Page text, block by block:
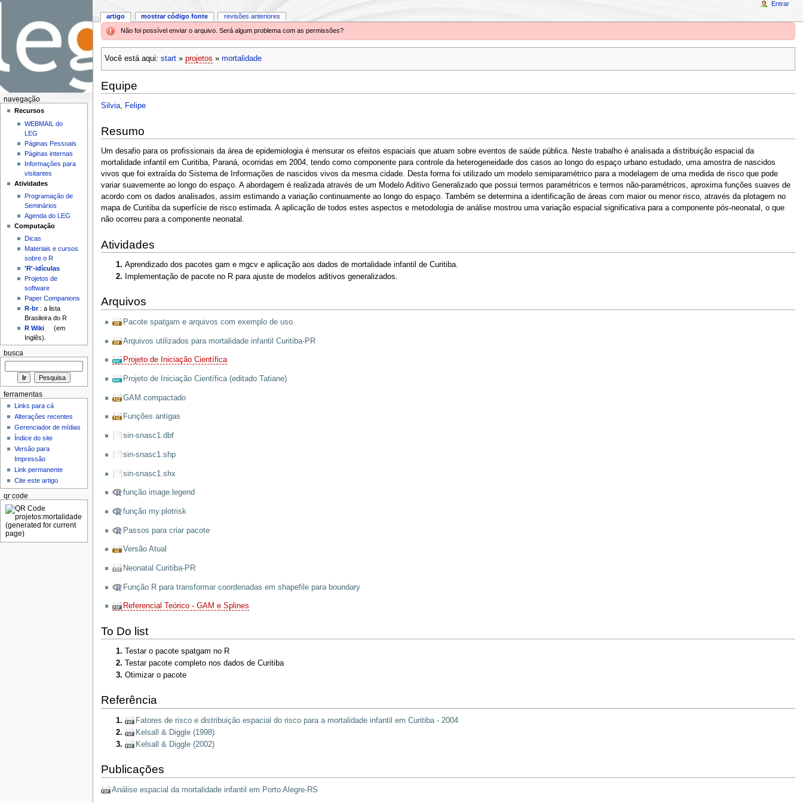
Não foi possível enviar o arquivo. Será algum problema com as permissões?
Você está aqui: start» projetos » mortalidade
Equipe
Silvia, Felipe
Resumo
Um desafio para os profissionais da área de epidemiologia é mensurar os efeitos espaciais que atuam sobre eventos de saúde pública. Neste trabalho é analisada a distribuição espacial da
mortalidade infantil em Curitiba, Paraná, ocorridas em 2004, tendo como componente para controle da heterogeneidade dos casos ao longo do espaço urbano estudado, uma amostra de nascidos
vivos que foi extraída do Sistema de Informações de nascidos vivos da mesma cidade. Desta forma foi utilizado um modelo semiparamétrico para a modelagem de uma medida de risco que pode
variar suavemente ao longo do espaço. A abordagem é realizada através de um Modelo Aditivo Generalizado que possui termos paramétricos e termos não-paramétricos, aproxima funções suaves de
acordo com os dados analisados, assim estimando a variação continuamente ao longo do espaço. Também se determina a identificação de áreas com maior ou menor risco, através da plotagem no
mapa de Curitiba da superfície de risco estimada. A aplicação de todos estes aspectos e metodologia de análise mostrou uma variação espacial significativa para a componente pós-neonatal, o que
não ocorreu para a componente neonatal.
Atividades
Aprendizado dos pacotes gam e mgcv e aplicação aos dados de mortalidade infantil de Curitiba.
Implementação de pacote no R para ajuste de modelos aditivos generalizados.
Arquivos
Pacote spatgam e arquivos com exemplo de uso.
Arquivos utilizados para mortalidade infantil Curitiba-PR
Projeto de Iniciação Científica
Projeto de Iniciação Científica (editado Tatiane)
GAM compactado
Funções antigas
sin-snasc1.dbf
sin-snasc1.shp
sin-snasc1.shx
função image.legend
função my.plotrisk
Passos para criar pacote
Versão Atual
Neonatal Curitiba-PR
Função R para transformar coordenadas em shapefile para boundary
Referencial Teórico - GAM e Splines
To Do list
Testar o pacote spatgam no R
Testar pacote completo nos dados de Curitiba
Otimizar o pacote
Referência
Fatores de risco e distribuição espacial do risco para a mortalidade infantil em Curitiba - 2004
Kelsall & Diggle (1998)
Kelsall & Diggle (2002)
Publicações
Análise espacial da mortalidade infantil em Porto Alegre-RS
artigo mostrar código fonte revisões anteriores
Entrar
navegação
Recursos
WEBMAIL do
LEG
Páginas Pessoais
Páginas internas
Informações para
visitantes
Atividades
Programação de
Seminários
Agenda do LEG
Computação
Dicas
Materiais e cursos
sobre o R
'R'-idículas
Projetos de
software
Paper Companions
R-br: a lista
Brasileira do R
R Wiki
(em
Inglês).
busca
ferramentas
Links para cá
Alterações recentes
Gerenciador de mídias
Índice do site
Versão para
Impressão
Link permanente
Cite este artigo
qr code